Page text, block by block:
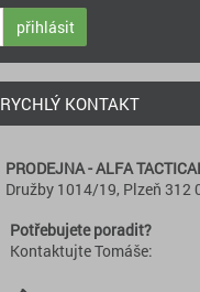
přihlásit
RYCHLÝ KONTAKT
PRODEJNA - ALFA
Družby 1014/19, Plzeň 312
Potřebujete poradit?
Kontaktujte Tomáše: